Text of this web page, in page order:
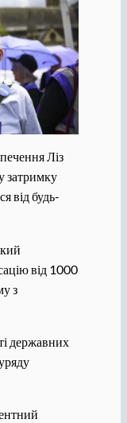
Ліз
затримку
від будь-
від 1000
з
державних